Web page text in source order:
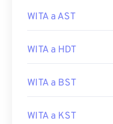
WITA a AST
WITA a HDT
WITA a BST
WITA a KST